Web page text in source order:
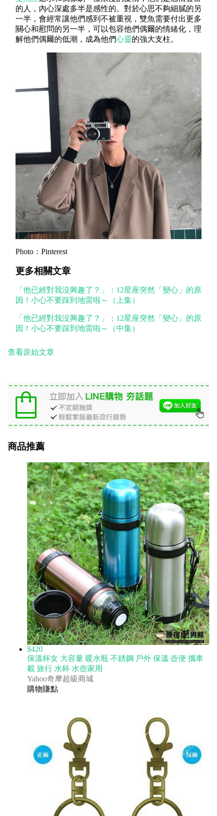
的人，內心深處多半是感性的。對於心思不夠細膩的另
一半，會經常讓他們感到不被重視，雙魚需要付出更多
關心和慰問的另一半，可以包容他們偶爾的情緒化，理
解他們偶爾的低潮，成為他們心靈的強大支柱。
Photo ： Pinterest
更多相關文章
「他已經對我沒興趣了？」：12星座突然「變心」的原
因！小心不要踩到地雷啦～（上集）
「他已經對我沒興趣了？」：12星座突然「變心」的原
因！小心不要踩到地雷啦～（中集）
查看原始文章
商品推薦
$420
保溫杯女 大容量 暖水瓶 不銹鋼 戶外 保溫 壺便 攜車
載 旅行 水杯 水壺家用
Yahoo奇摩超級商城
購物賺點